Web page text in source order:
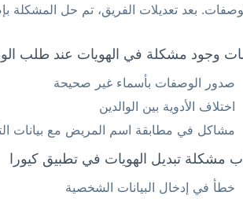
بعد تعديلات الفريق، تم حل المشكلة
وجود مشكلة في الهويات عند طلب
صدور الوصفات بأسماء غير صحيحة
اختلاف الأدوية بين الوالدين
مشاكل في مطابقة اسم المريض مع بيانات
مشكلة تبديل الهويات في تطبيق كيورا
خطأ في إدخال البيانات الشخصية